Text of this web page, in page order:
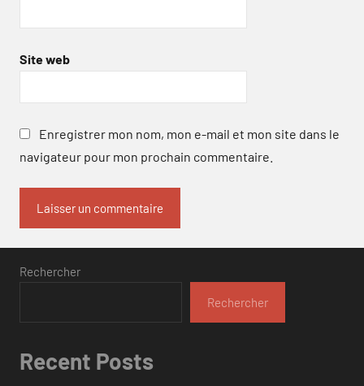
Site web
Enregistrer mon nom, mon e-mail et mon site dans le
navigateur pour mon prochain commentaire.
Rechercher
Rechercher
Recent Posts